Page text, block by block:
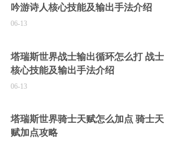
吟游诗人核心技能及输出手法介绍
06-13
塔瑞斯世界战士输出循环怎么打 战士
核心技能及输出手法介绍
06-13
塔瑞斯世界骑士天赋怎么加点 骑士天
赋加点攻略